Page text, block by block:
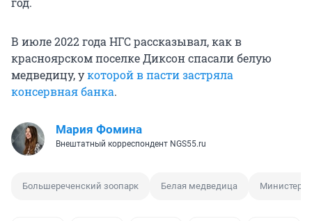
В июле 2022 года НГС рассказывал, как в
красноярском поселке Диксон спасали белую
медведицу, укоторой в пасти застряла
консервная банка.
Мария Фомина
Внештатный корреспондент NGS55.ru
Большереченский зоопарк Белая медведица